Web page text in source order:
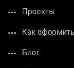
Проекты
Как
Блог